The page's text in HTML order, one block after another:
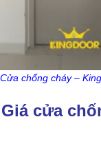
Cửa chống cháy –
Giá cửa